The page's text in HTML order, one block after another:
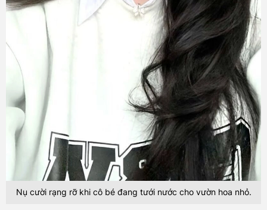
Nụ cười rạng rỡ khi cô bé đang tưới nước cho vườn hoa nhỏ.